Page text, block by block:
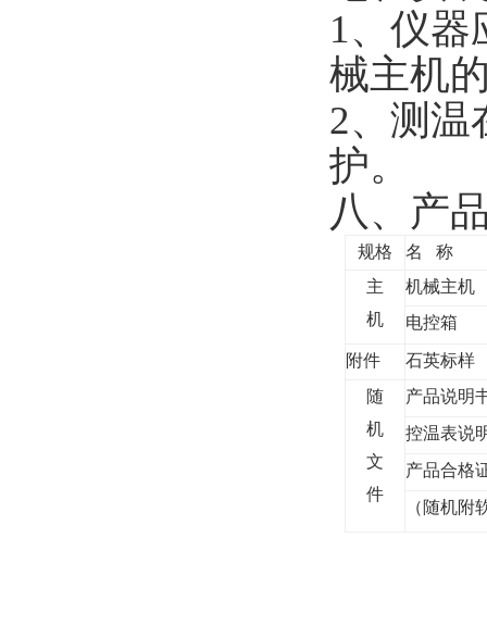
1、仪器
械主机
2、测温
护。
八、产
规格 名
称
主
机
机械主机
电控箱
附件
石英标样
随
机
文
件
产品说明
控温表说
产品合格
（随机附